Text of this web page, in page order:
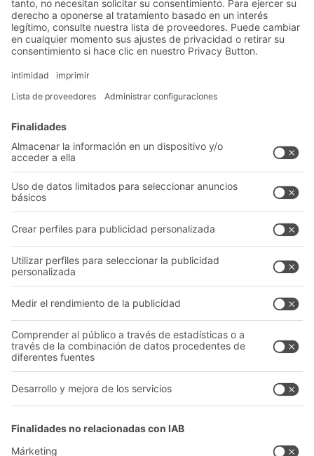
Soluciones
Soluciones intralogísticas
Cajas y contenedores
Sistemas de transporte
Nuestros servicios
Asesoramiento y servicio
Catálogo General
Documentos para descargar
Formulario de contacto
Empresa
Quiénes somos
Nuestra red global
Centros de producción
Follow us
ABIT OF